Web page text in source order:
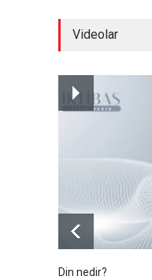
Videolar
Din nedir?